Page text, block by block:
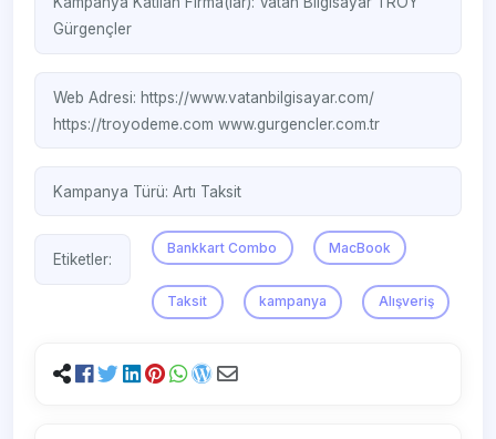
Gürgençler
Web Adresi:https://www.vatanbilgisayar.com/
https://troyodeme.comwww.gurgencler.com.tr
Kampanya Türü:Artı Taksit
Etiketler:
Bankkart Combo MacBook
Taksit kampanya Alışveriş